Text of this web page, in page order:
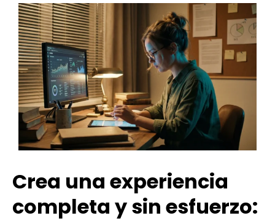
Crea una experiencia
completa y sin esfuerzo: